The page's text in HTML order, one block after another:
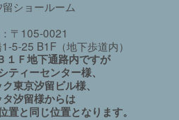
ショールーム
〒105-0021
5-25 B1F（地下歩道内）
１Ｆ地下通路内ですが
ティーセンター様、
東京汐留ビル様、
タ汐留様からは
置と同じ位置となります。